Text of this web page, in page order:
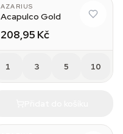
AZARIUS
Acapulco Gold
208,95 Kč
1 3 5 10